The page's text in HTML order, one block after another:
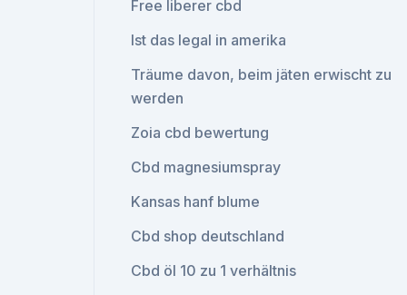
Free liberer cbd
Ist das legal in amerika
Träume davon, beim jäten erwischt zu
werden
Zoia cbd bewertung
Cbd magnesiumspray
Kansas hanf blume
Cbd shop deutschland
Cbd öl 10 zu 1 verhältnis